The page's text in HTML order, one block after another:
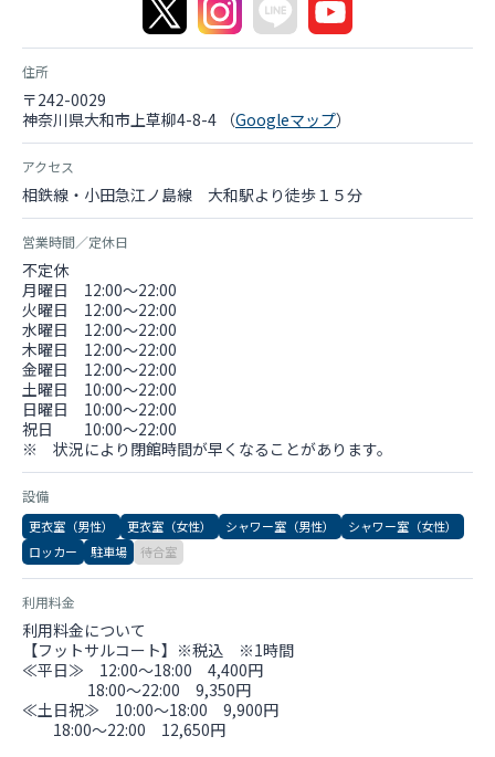
住所
〒242-0029
神奈川県大和市上草柳4-8-4 （Googleマップ）
アクセス
相鉄線・小田急江ノ島線 大和駅より徒歩１５分
営業時間／定休日
不定休
月曜日 12:00～22:00
火曜日 12:00～22:00
水曜日 12:00～22:00
木曜日 12:00～22:00
金曜日 12:00～22:00
土曜日 10:00～22:00
日曜日 10:00～22:00
祝日 10:00～22:00
※ 状況により閉館時間が早くなることがあります。
設備
更衣室（男性） 更衣室（女性） シャワー室（男性）
シャワー室（女性）
ロッカー
駐車場 待合室
利用料金
利用料金について
【フットサルコート】※税込 ※1時間
≪平日≫ 12:00～18:00 4,400円
18:00～22:00 9,350円
≪土日祝≫ 10:00～18:00 9,900円
18:00～22:00 12,650円